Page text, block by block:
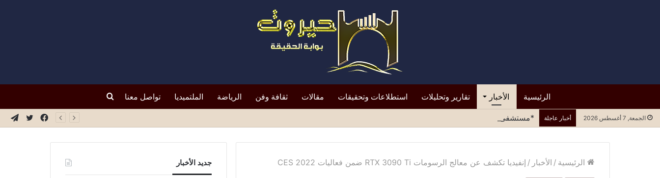
الرئيسية الأخبار تقارير وتحليلات استطلاعات وتحقيقات مقالات ثقافة وفن الرياضة الملتميديا تواصل معنا بحث
الجمعة, 7 أغسطس 2026 أخبار عاجلة *مستشفى الرازي.. التسرع في التعيين يعيد الأزمة إلى الواجهة* تويتر
فيسبوك
الرئيسية / الأخبار / إنفيديا تكشف عن معالج الرسومات RTX 3090 Ti ضمن فعاليات CES 2022 جديد الأخبار